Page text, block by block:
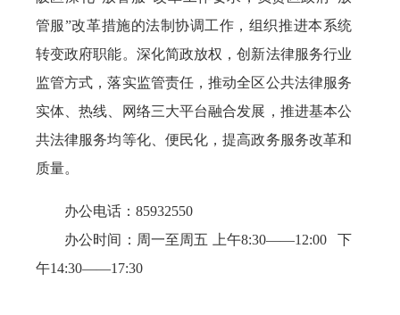
管服”改革措施的法制协调工作，组织推进本系统
转变政府职能。深化简政放权，创新法律服务行业
监管方式，落实监管责任，推动全区公共法律服务
实体、热线、网络三大平台融合发展，推进基本公
共法律服务均等化、便民化，提高政务服务改革和
质量。
办公电话：85932550
办公时间：周一至周五 上午8:30——12:00 下
午14:30——17:30